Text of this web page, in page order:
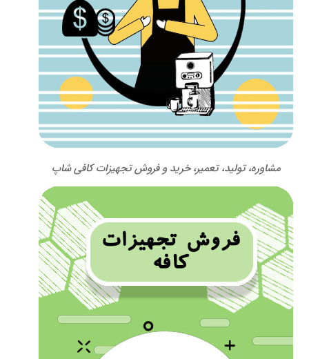
مشاوره، تولید، تعمیر، خرید و فروش تجهیزات کافی شاپ